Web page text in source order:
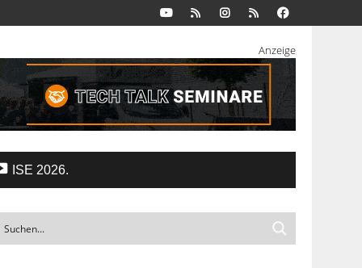
Anzeige
ISE 2026.